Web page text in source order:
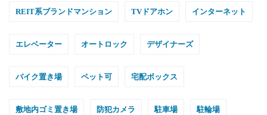
REIT系ブランドマンション TVドアホン インターネット
エレベーター オートロック デザイナーズ
バイク置き場 ペット可 宅配ボックス
敷地内ゴミ置き場 防犯カメラ 駐車場 駐輪場